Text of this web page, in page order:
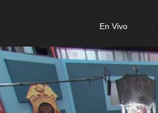
En Vivo